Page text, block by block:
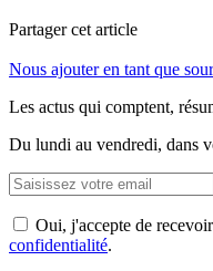
Partager cet article
Nous ajouter en tant que
Les actus qui comptent,
Du lundi au vendredi, dans
Oui, j'accepte de
confidentialité.